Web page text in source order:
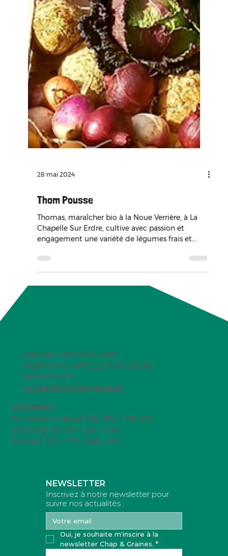
Thom Pousse
Thomas, maraîcher bio à la Noue Verrière, à La
engagement une variété de légumes frais et...
5ter rue François Clouet
44240 LA CHAPELLE SUR ERDRE
02 18 03 15 71
accueil@chapetgraines.fr
HORAIRES
Du Mardi au Jeudi 10h-13h / 15h-19h
Vendredi 9h-13h / 15h – 19h
NEWSLETTER
Inscrivez à notre newsletter pour
suivre nos actualités :